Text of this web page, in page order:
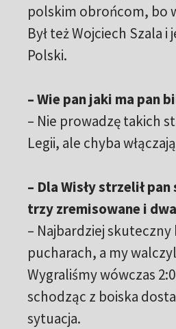
polskim obrońcom, bo
Był też Wojciech
Polski.
– Wie pan jaki ma pan
– Nie prowadzę takich
Legii, ale chyba
– Dla Wisły strzelił
trzy zremisowane i
– Najbardziej skuteczny
pucharach, a my
Wygraliśmy wówczas
schodząc z boiska
sytuacja.